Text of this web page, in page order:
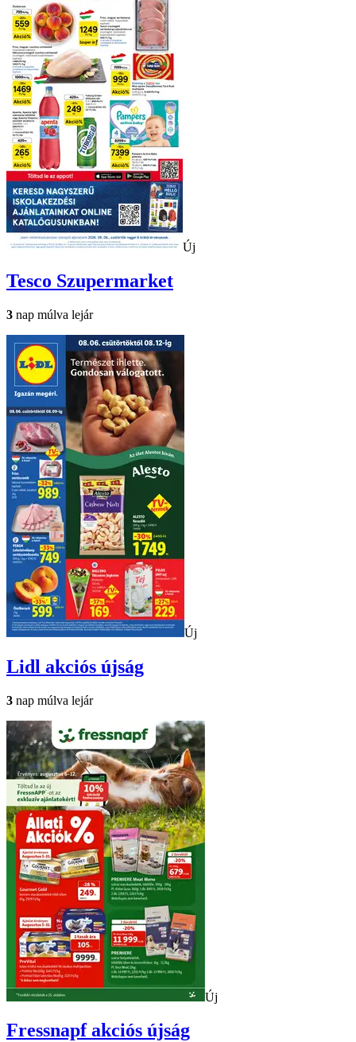
Új
Tesco Szupermarket
3 nap múlva lejár
Új
Lidl akciós újság
3 nap múlva lejár
Új
Fressnapfakciós újság